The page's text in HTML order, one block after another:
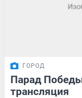
ГОРОД
Парад
трансляция